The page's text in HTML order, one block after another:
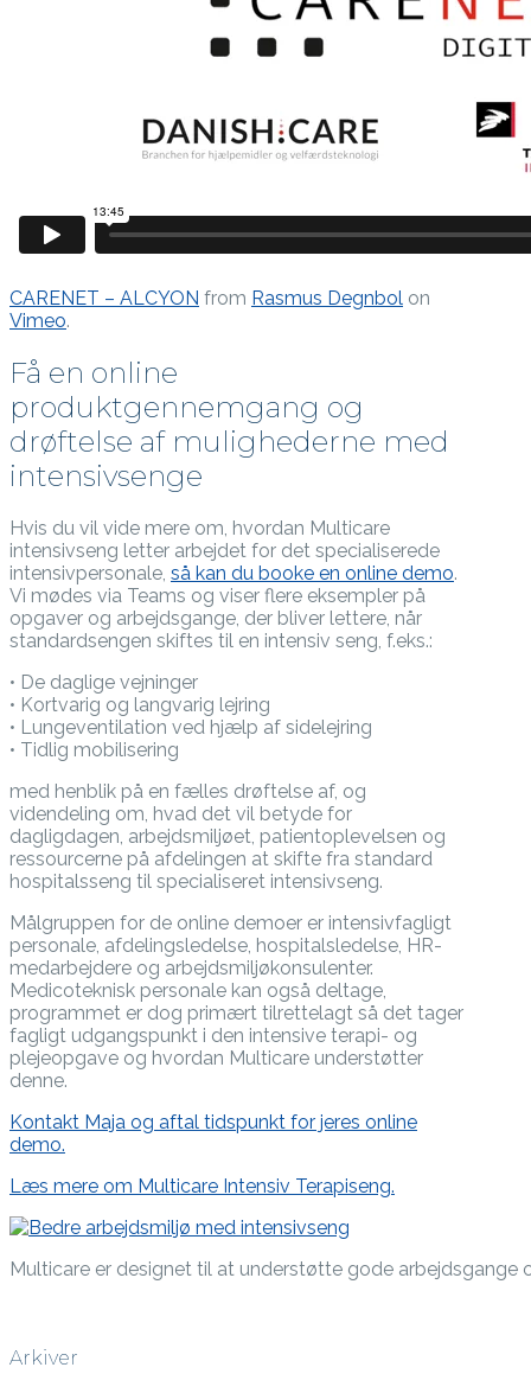
CARENET – ALCYON from Rasmus Degnbol on
Vimeo.
Få en online
produktgennemgang og
drøftelse af mulighederne med
intensivsenge
Hvis du vil vide mere om, hvordan Multicare
intensivseng letter arbejdet for det specialiserede
intensivpersonale, så kan du booke en online demo.
Vi mødes via Teams og viser flere eksempler på
opgaver og arbejdsgange, der bliver lettere, når
standardsengen skiftes til en intensiv seng, f.eks.:
• De daglige vejninger
• Kortvarig og langvarig lejring
• Lungeventilation ved hjælp af sidelejring
• Tidlig mobilisering
med henblik på en fælles drøftelse af, og
videndeling om, hvad det vil betyde for
dagligdagen, arbejdsmiljøet, patientoplevelsen og
ressourcerne på afdelingen at skifte fra standard
hospitalsseng til specialiseret intensivseng.
Målgruppen for de online demoer er intensivfagligt
personale, afdelingsledelse, hospitalsledelse, HR-
medarbejdere og arbejdsmiljøkonsulenter.
Medicoteknisk personale kan også deltage,
programmet er dog primært tilrettelagt så det tager
fagligt udgangspunkt i den intensive terapi- og
plejeopgave og hvordan Multicare understøtter
denne.
Kontakt Maja og aftal tidspunkt for jeres online
demo.
Læs mere om Multicare Intensiv Terapiseng.
Multicare er designet til at understøtte gode arbejdsgange
Arkiver